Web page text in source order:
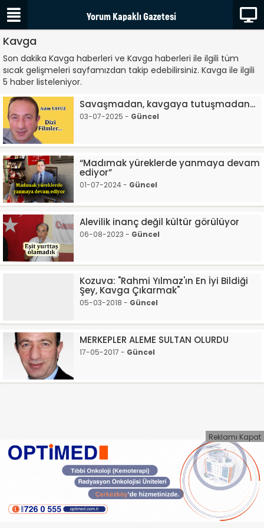
Kavga
Son dakika Kavga haberleri ve Kavga haberleri ile ilgili tüm
sıcak gelişmeleri sayfamızdan takip edebilirsiniz. Kavga ile ilgili
5 haber listeleniyor.
Savaşmadan, kavgaya tutuşmadan...
03-07-2025 - Güncel
“Madımak yüreklerde yanmaya devam
ediyor”
01-07-2024 - Güncel
Alevilik inanç değil kültür görülüyor
06-08-2023 - Güncel
Kozuva: "Rahmi Yılmaz'ın En İyi Bildiği
Şey, Kavga Çıkarmak"
05-03-2018 - Güncel
MERKEPLER ALEME SULTAN OLURDU
17-05-2017 - Güncel
Reklamı Kapat